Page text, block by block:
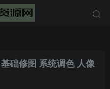
础修图 系统调色 人像